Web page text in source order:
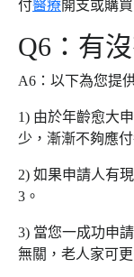
付醫療開支或購
Q6：有
A6：以下為您提
1) 由於年齡愈大
少，漸漸不夠應
2) 如果申請人有
3。
3) 當您一成功申
無關，老人家可